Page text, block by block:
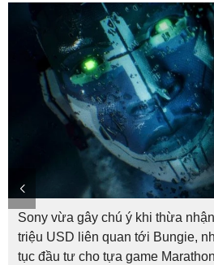
Sony vừa gây chú ý khi thừa
triệu USD liên quan tới Bungie,
tục đầu tư cho tựa game